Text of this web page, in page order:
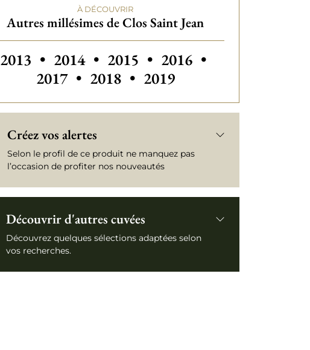
À DÉCOUVRIR
Autres millésimes de Clos Saint Jean
Autres millésimes de Clos Saint Jean
2013 • Autres millésimes de Clos Saint Jean
2014 • Autres millésimes de Clos Saint
2015 • Autres millésimes de
2016 •
2017 • 2018 • 2019
Créez vos alertes
Selon le profil de ce produit ne manquez pas
l’occasion de profiter nos nouveautés
Découvrir d'autres cuvées
Découvrez quelques sélections adaptées selon
vos recherches.